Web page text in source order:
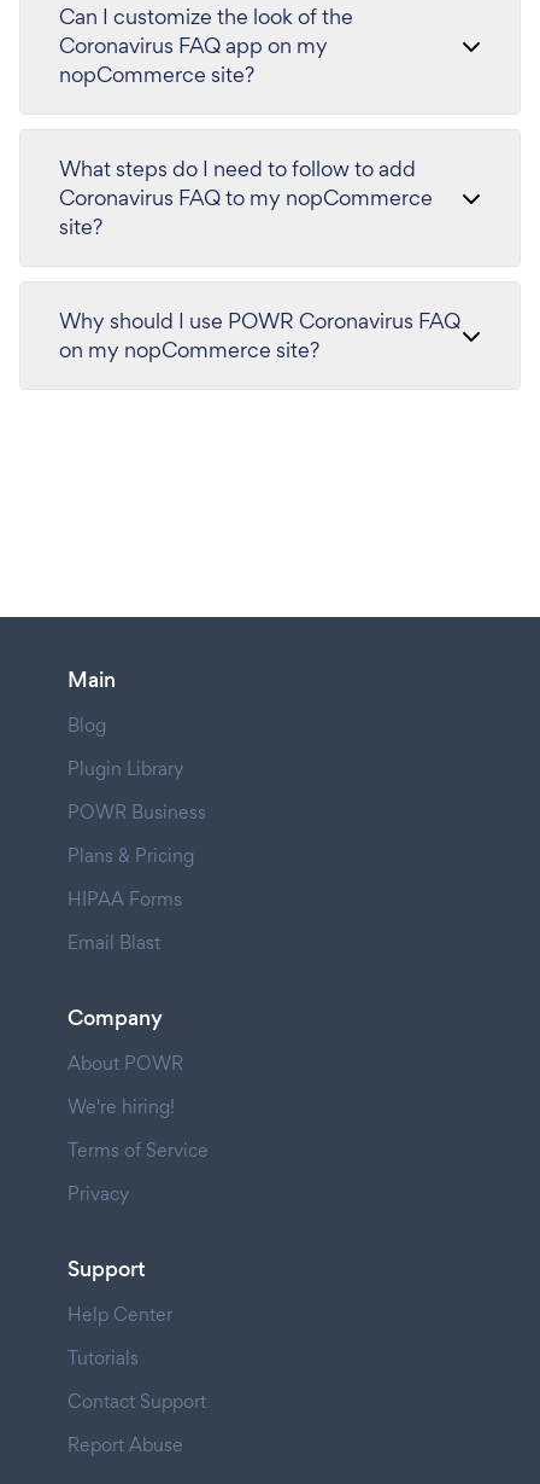
Can I customize the look of the
Coronavirus FAQ app on my
nopCommerce site?
What steps do I need to follow to add
Coronavirus FAQ to my nopCommerce
site?
Why should I use POWR Coronavirus FAQ
on my nopCommerce site?
Main
Blog
Plugin Library
POWR Business
Plans & Pricing
HIPAA Forms
Email Blast
Company
About POWR
We're hiring!
Terms of Service
Privacy
Support
Help Center
Tutorials
Contact Support
Report Abuse